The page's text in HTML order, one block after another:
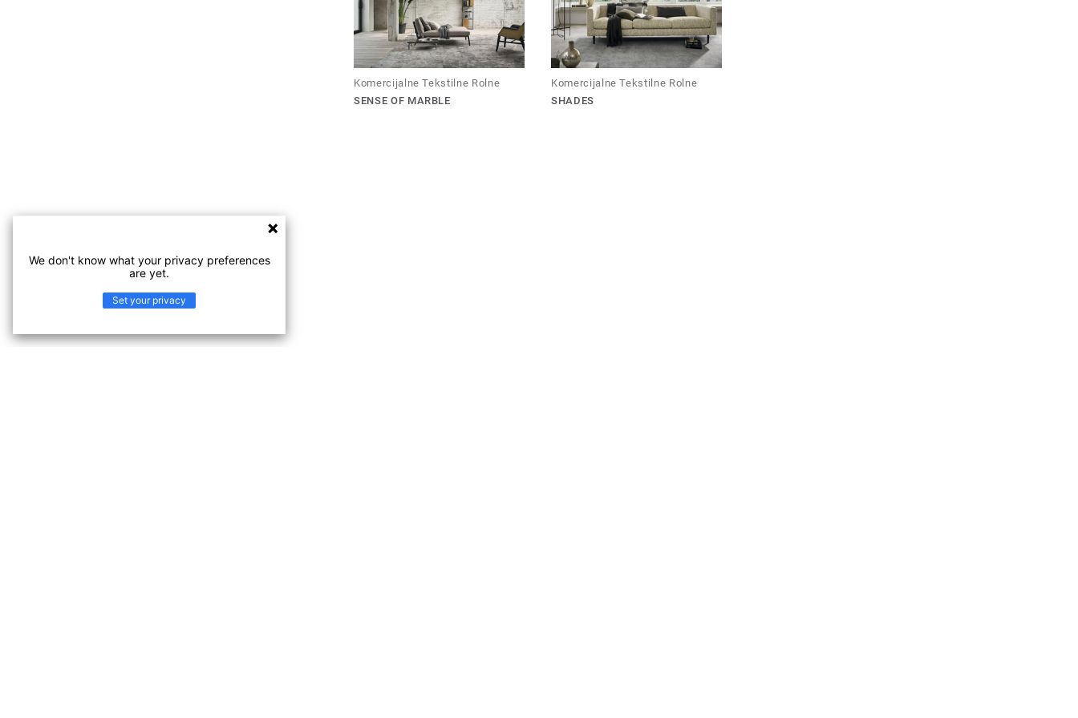
Komercijalne Tekstilne Rolne
SENSE OF MARBLE
Komercijalne Tekstilne Rolne
SHADES
We don't know what your privacy preferences
are yet.
Set your privacy